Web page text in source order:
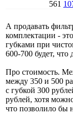
561
А продавать
комплектации -
губками при
600-700 будет, что
Про стоимость.
между 350 и 500
с губкой 300
рублей, хотя
что позволило бы